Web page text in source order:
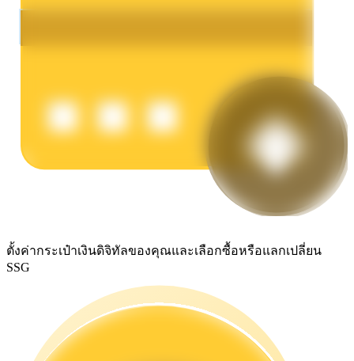
ตั้งค่ากระเป๋าเงินดิจิทัลของคุณและเลือกซื้อหรือแลกเปลี่ยน
SSG